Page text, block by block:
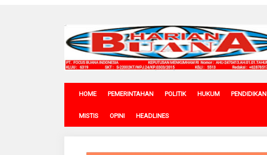
HOME PEMERINTAHAN POLITIK HUKUM PENDIDIKAN
MISTIS OPINI HEADLINES